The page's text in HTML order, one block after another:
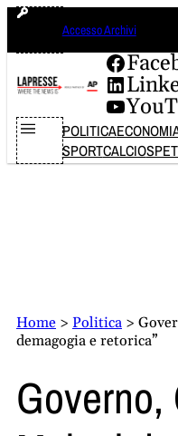
Vai
contenuto
Accesso Archivi
POLITICA
SPORTCALCIO
Home > Politica >
demagogia e retorica”
Governo,